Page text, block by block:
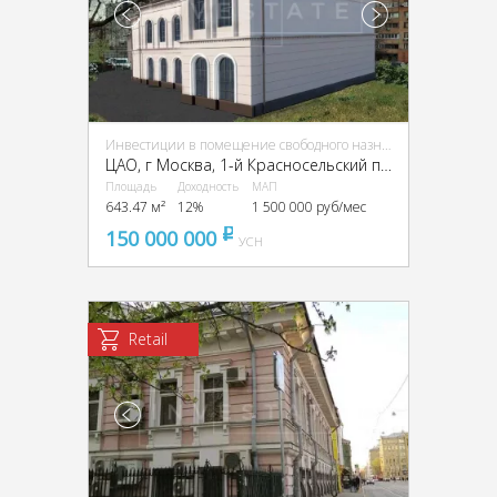
Инвестиции в помещение свободного назначения (ПСН)
Площадь
643.47 м²
Доходность
12%
МАП
1 500 000 руб/мес
150 000 000 pуб
УСН
Retail